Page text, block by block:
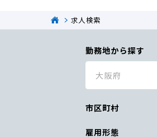
求人検索
勤務地から探す
市区町村
雇用形態